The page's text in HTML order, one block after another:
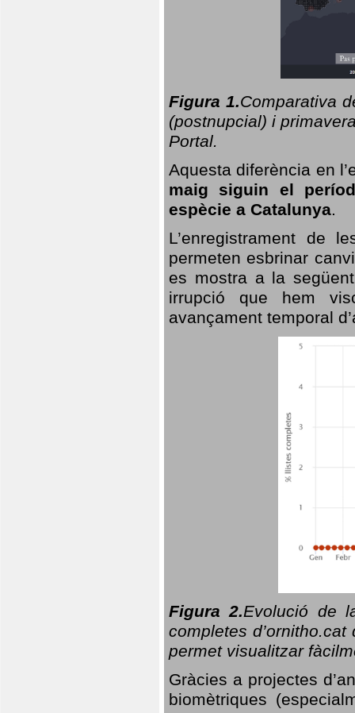
Figura 1.Comparativa
(postnupcial) i
Portal.
Aquesta diferència en
maig siguin el
espècie a Catalunya.
L’enregistrament de
permeten esbrinar
es mostra a la
irrupció que hem
avançament temporal
Figura 2.Evolució de
completes
permet visualitzar
Gràcies a projectes
biomètriques